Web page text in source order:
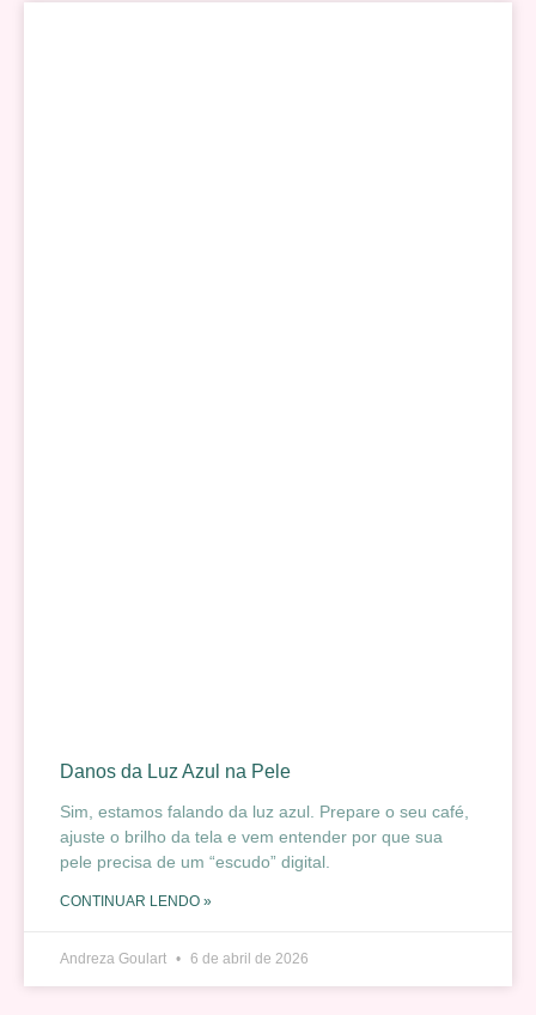
Danos da Luz Azul na Pele
Sim, estamos falando da luz azul. Prepare o seu café,
ajuste o brilho da tela e vem entender por que sua
pele precisa de um “escudo” digital.
CONTINUAR LENDO »
Andreza Goulart 6 de abril de 2026